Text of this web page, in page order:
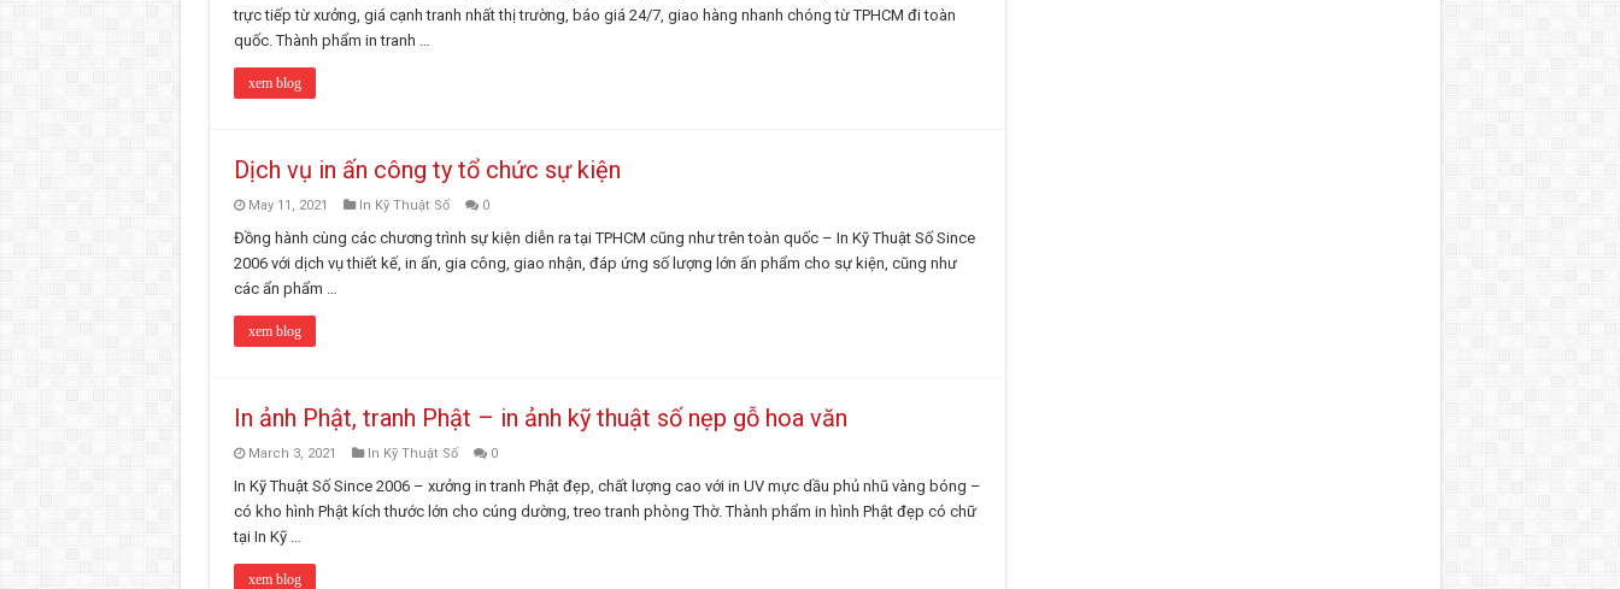
trực tiếp từ xưởng, giá cạnh tranh nhất thị trường, báo giá 24/7, giao hàng nhanh chóng từ TPHCM đi toàn
quốc. Thành phẩm in tranh …
xem blog
Dịch vụ in ấn công ty tổ chức sự kiện
May 11, 2021 In Kỹ Thuật Số 0
Đồng hành cùng các chương trình sự kiện diễn ra tại TPHCM cũng như trên toàn quốc – In Kỹ Thuật Số Since
2006 với dịch vụ thiết kế, in ấn, gia công, giao nhận, đáp ứng số lượng lớn ấn phẩm cho sự kiện, cũng như
các ẩn phẩm …
xem blog
In ảnh Phật, tranh Phật – in ảnh kỹ thuật số nẹp gỗ hoa văn
March 3, 2021 In Kỹ Thuật Số 0
In Kỹ Thuật Số Since 2006 – xưởng in tranh Phật đẹp, chất lượng cao với in UV mực dầu phủ nhũ vàng bóng –
có kho hình Phật kích thước lớn cho cúng dường, treo tranh phòng Thờ. Thành phẩm in hình Phật đẹp có chữ
tại In Kỹ …
xem blog